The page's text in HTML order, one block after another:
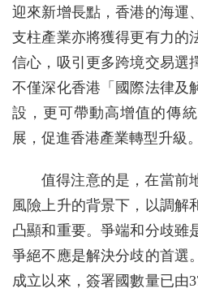
迎來新增長點，香港的海運
支柱產業亦將獲得更有力的
信心，吸引更多跨境交易選
不僅深化香港「國際法律及
設，更可帶動高增值的傳
展，促進香港產業轉型升級。
值得注意的是，在當前
風險上升的背景下，以調解
凸顯和重要。爭端和分歧雖
爭絕不應是解決分歧的首選
成立以來，簽署國數量已由